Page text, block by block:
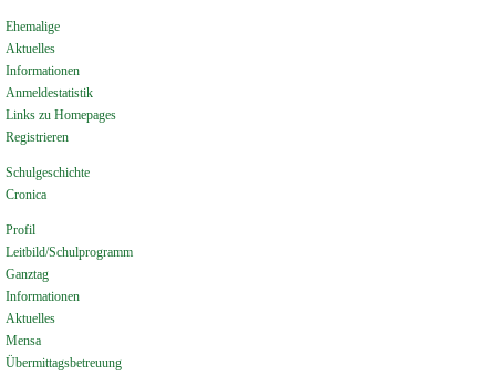
Ehemalige
Aktuelles
Informationen
Anmeldestatistik
Links zu Homepages
Registrieren
Schulgeschichte
Cronica
Profil
Leitbild/Schulprogramm
Ganztag
Informationen
Aktuelles
Mensa
Übermittagsbetreuung